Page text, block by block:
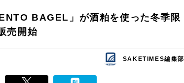
BAGEL」が酒粕を使った冬季限
売開始
SAKETIMES編集部